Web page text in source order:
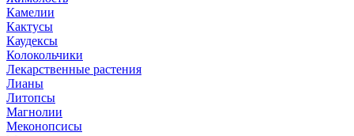
Камелии
Кактусы
Каудексы
Колокольчики
Лекарственные растения
Лианы
Литопсы
Магнолии
Меконопсисы